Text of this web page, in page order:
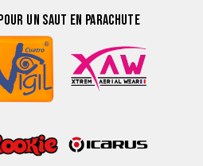
UN SAUT EN PARACHUTE